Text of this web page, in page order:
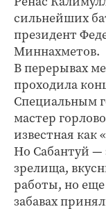
сильнейших
президент
Миннахметов.
В перерывах
проходила
Специальным
мастер
известная
Но Сабантуй —
зрелища,
работы, но
забавах